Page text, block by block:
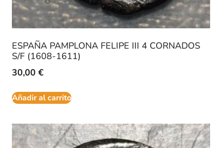
ESPAÑA PAMPLONA FELIPE III 4 CORNADOS
S/F (1608-1611)
30,00 €
Añadir al carrito